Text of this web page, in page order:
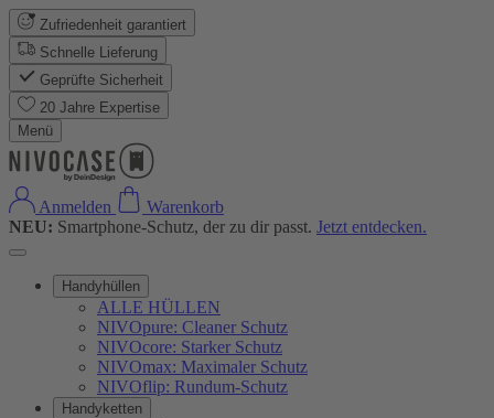
Zufriedenheit garantiert
Schnelle Lieferung
Geprüfte Sicherheit
20 Jahre Expertise
Menü
Anmelden
Warenkorb
NEU: Smartphone-Schutz, der zu dir passt. Jetzt entdecken.
Handyhüllen
ALLE HÜLLEN
NIVOpure: Cleaner Schutz
NIVOcore: Starker Schutz
NIVOmax: Maximaler Schutz
NIVOflip: Rundum-Schutz
Handyketten